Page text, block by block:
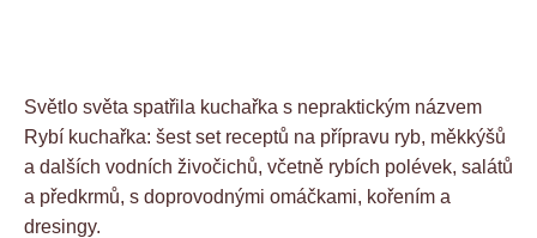
Světlo světa spatřila kuchařka s nepraktickým názvem
Rybí kuchařka: šest set receptů na přípravu ryb, měkkýšů
a dalších vodních živočichů, včetně rybích polévek, salátů
a předkrmů, s doprovodnými omáčkami, kořením a
dresingy.